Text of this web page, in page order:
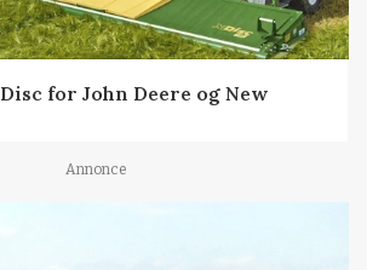
for John Deere og New
Annonce